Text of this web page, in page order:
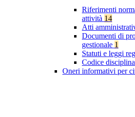
Riferimenti
attività 14
Atti
Documenti di
gestionale 1
Statuti e leggi
Codice
Oneri informativi per